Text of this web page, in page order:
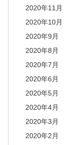
2020年11月
2020年10月
2020年9月
2020年8月
2020年7月
2020年6月
2020年5月
2020年4月
2020年3月
2020年2月